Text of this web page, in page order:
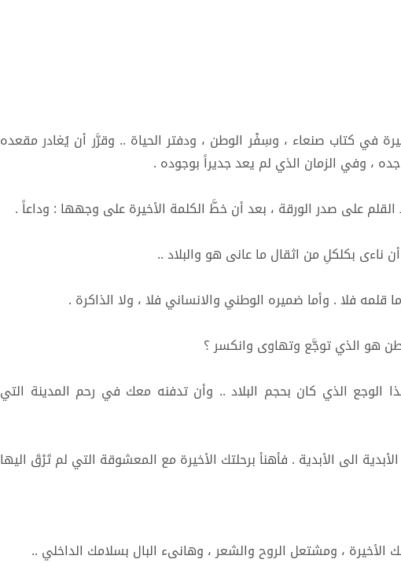
في كتاب صنعاء ، وسِفْر الوطن ، ودفتر الحياة .. وقرَّر أن يُغادر مقعده
، وفي الزمان الذي لم يعد جديراً بوجوده .
على صدر الورقة ، بعد أن خطَّ الكلمة الأخيرة على وجهها : وداعاً .
ناءى بكلكلِ من اثقال ما عانى هو والبلاد ..
فلا . وأما ضميره الوطني والانساني فلا ، ولا الذاكرة .
هو الذي توجَّع وتهاوى وانكسر ؟
الوجع الذي كان بحجم البلاد .. وأن تدفنه معك في رحم المدينة التي
الى الأبدية . فأهنأ برحلتك الأخيرة مع المعشوقة التي لم تَرْقَ اليها
الأخيرة ، ومشتعل الروح والشعر ، وهانىء البال بسلامك الداخلي ..